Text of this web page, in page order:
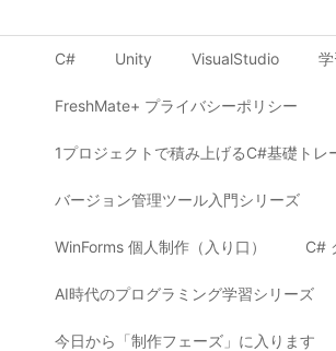
C# Unity VisualStudio
FreshMate+ プライバシーポリシー
1プロジェクトで積み上げるC#基礎トレ
バージョン管理ツール入門シリーズ
WinForms 個人制作（入り口） C#
AI時代のプログラミング学習シリーズ
今日から「制作フェーズ」に入ります